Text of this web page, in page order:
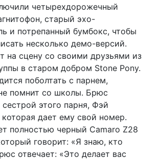
четырехдорожечный
старый эхо-
и потрепанный бумбокс, чтобы
несколько демо-версий.
на сцену со своими друзьями из
в старом добром Stone Pony.
поболтать с парнем,
помнит со школы. Брюс
этого парня, Фэй
дает ему свой номер.
полностью черный Camaro Z28
говорит: «Я знаю, кто
отвечает: «Это делает вас